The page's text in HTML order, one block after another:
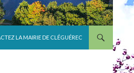
LA MAIRIE DE CLÉGUÉREC